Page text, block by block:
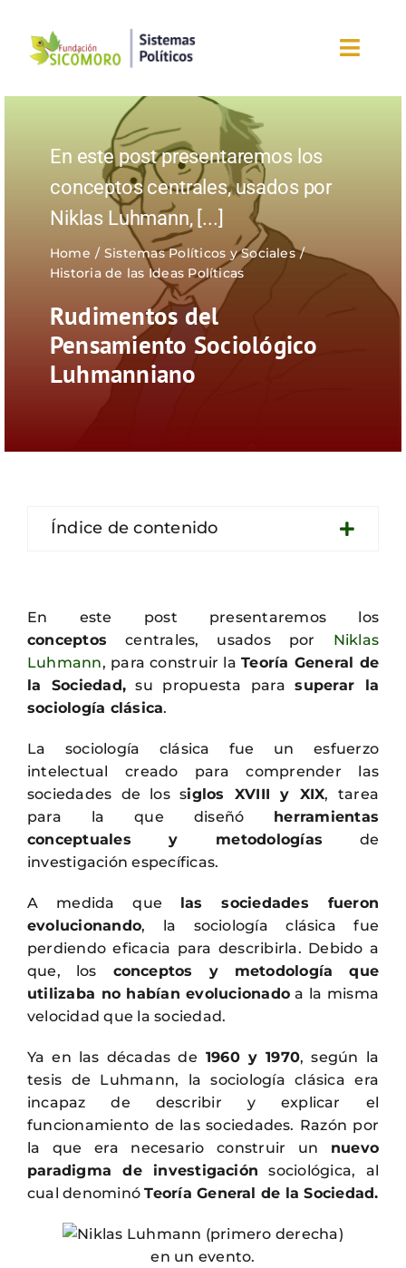
contenido
Inicio
Sobre la fundación
Eventos
Nuestros blogs
Editorial
¡Únete ahora!
En este post presentaremos los
conceptos centrales, usados por
Niklas Luhmann, [...]
Home
Sistemas Políticos y Sociales
Historia de las Ideas Políticas
Rudimentos del
Pensamiento Sociológico
Luhmanniano
Índice de contenido
En este post presentaremos los
conceptos centrales, usados por Niklas
Luhmann, para construir laTeoría General de
la Sociedad, su propuesta parasuperar la
sociología clásica.
La sociología clásica fue un esfuerzo
intelectual creado para comprender las
sociedades de los siglos XVIII y XIX, tarea
para la que diseñó herramientas
conceptuales y metodologías de
investigación específicas.
A medida que las sociedades fueron
evolucionando, la sociología clásica fue
perdiendo eficacia para describirla. Debido a
que, los conceptos y metodología que
utilizaba no habían evolucionado a la misma
velocidad que la sociedad.
Ya en las décadas de 1960 y 1970, según la
tesis de Luhmann, la sociología clásica era
incapaz de describir y explicar el
funcionamiento de las sociedades. Razón por
la que era necesario construir un nuevo
paradigma de investigación sociológica, al
cual denominóTeoría General de la Sociedad.